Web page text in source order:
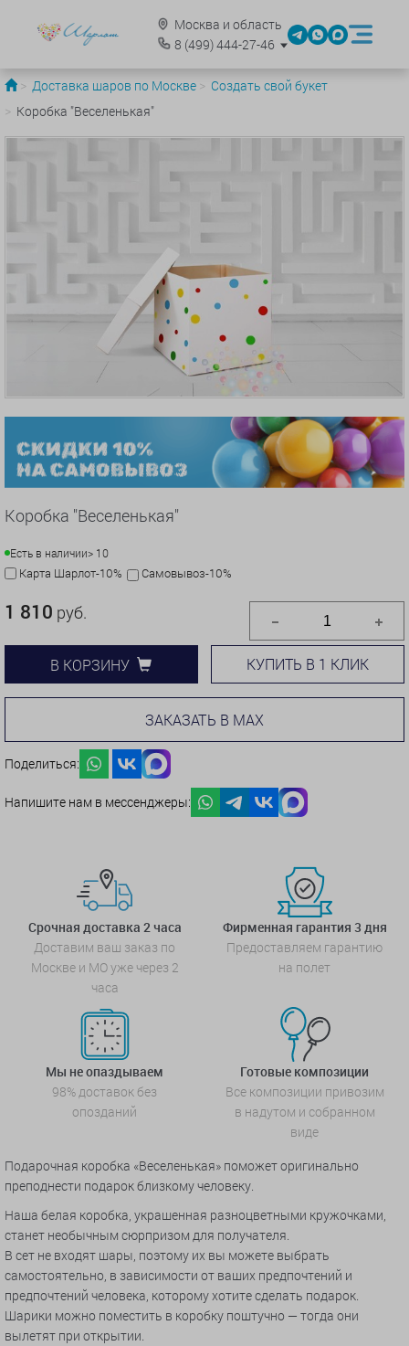
Москва и область
8 (499)444-27-46
Доставка шаров по Москве
Создать свой букет
Коробка "Веселенькая"
Коробка "Веселенькая"
Есть в наличии> 10
Карта Шарлот-10% Самовывоз-10%
1 810 руб.
В КОРЗИНУ КУПИТЬ В 1 КЛИК
ЗАКАЗАТЬ В MAX
Поделиться:
Напишите нам в мессенджеры:
Срочная доставка 2 часа
Доставим ваш заказ по
Москве и МО уже через 2
часа
Фирменная гарантия 3 дня
Предоставляем гарантию
на полет
Мы не опаздываем
98% доставок без
опозданий
Готовые композиции
Все композиции привозим
в надутом и собранном
виде
Подарочная коробка «Веселенькая» поможет оригинально
преподнести подарок близкому человеку.
Наша белая коробка, украшенная разноцветными кружочками,
станет необычным сюрпризом для получателя.
В сет не входят шары, поэтому их вы можете выбрать
самостоятельно, в зависимости от ваших предпочтений и
предпочтений человека, которому хотите сделать подарок.
Шарики можно поместить в коробку поштучно — тогда они
вылетят при открытии.